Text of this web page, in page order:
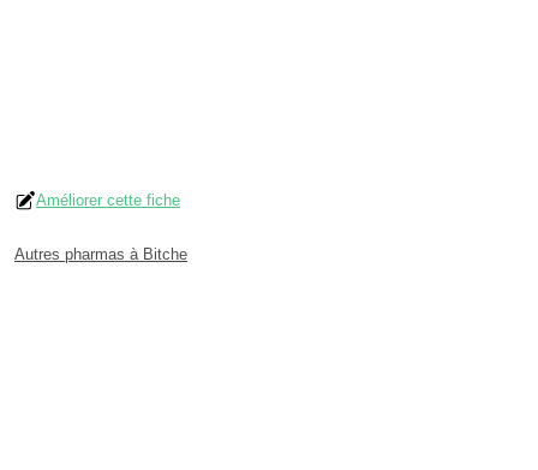
Améliorer cette fiche
Autres pharmas à Bitche